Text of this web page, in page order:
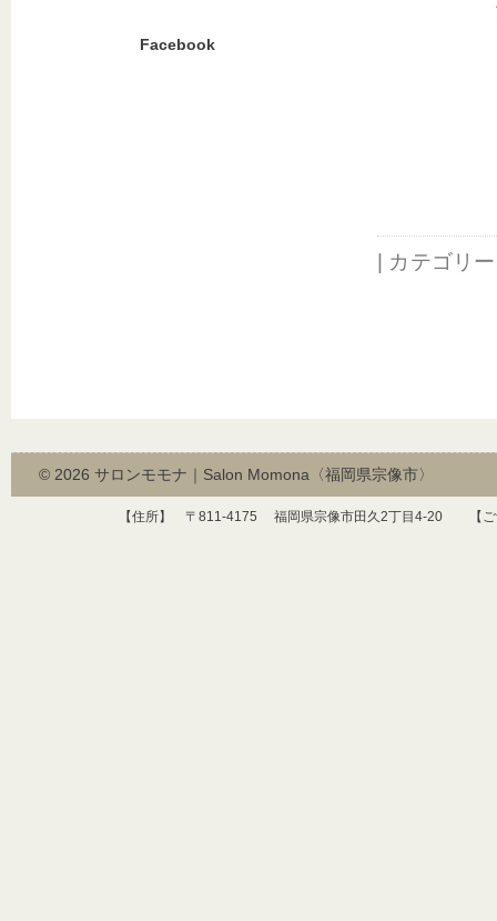
| カテゴリ
Facebook
© 2026 サロンモモナ｜Salon Momona〈福岡県宗像市〉
【住所】 〒 811-4175 福岡県宗像市田久2丁目 4-20 【ご